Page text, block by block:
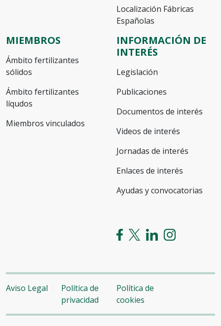
Localización Fábricas
Españolas
MIEMBROS
Ámbito fertilizantes
sólidos
Ámbito fertilizantes
líqudos
Miembros vinculados
INFORMACIÓN DE
INTERÉS
Legislación
Publicaciones
Documentos de interés
Videos de interés
Jornadas de interés
Enlaces de interés
Ayudas y convocatorias
Aviso Legal
Política de
privacidad
Política de
cookies